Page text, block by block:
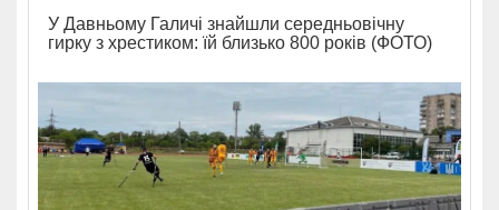
У Давньому Галичі знайшли середньовічну
гирку з хрестиком: їй близько 800 років (ФОТО)